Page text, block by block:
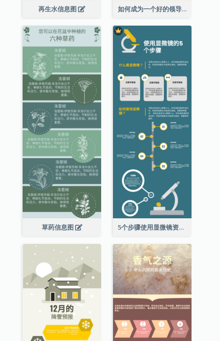
再生水信息图 如何成为一个好的领导者信息图
草药信息图 5个步骤使用显微镜资料图